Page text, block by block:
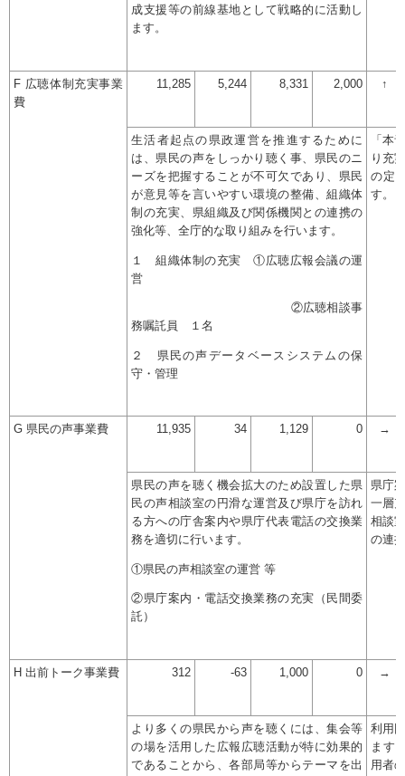
成支援等の前線基地として戦略的に活動し
ます。
F 広聴体制充実事業
費
11,285 5,244 8,331 2,000 ↑
生活者起点の県政運営を推進するために
は、県民の声をしっかり聴く事、県民のニ
ーズを把握することが不可欠であり、県民
が意見等を言いやすい環境の整備、組織体
制の充実、県組織及び関係機関との連携の
強化等、全庁的な取り組みを行います。
１ 組織体制の充実 ①広聴広報会議の運
営
②広聴相談事
務嘱託員 １名
２ 県民の声データベースシステムの保
守・管理
「本
り充
の定
す。
G 県民の声事業費 11,935 34 1,129 0 →
県民の声を聴く機会拡大のため設置した県
民の声相談室の円滑な運営及び県庁を訪れ
る方への庁舎案内や県庁代表電話の交換業
務を適切に行います。
①県民の声相談室の運営 等
②県庁案内・電話交換業務の充実（民間委
託）
県庁
一層
相談
の連
H 出前トーク事業費 312 -63 1,000 0 →
より多くの県民から声を聴くには、集会等
の場を活用した広報広聴活動が特に効果的
であることから、各部局等からテーマを出
利用
ます
用者